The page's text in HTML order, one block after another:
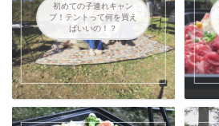
初めての子連れキャン
プ！テントって何を買え
ばいいの！？